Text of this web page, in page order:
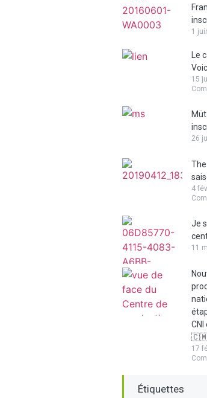
1
Le
15
26
4
Je
11
17
Étiquettes